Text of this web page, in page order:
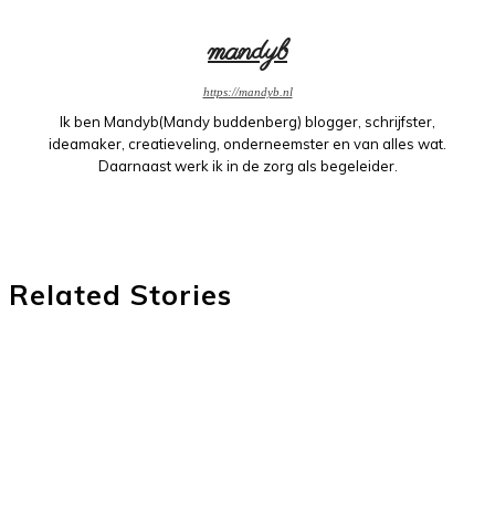
mandyb
https://mandyb.nl
Ik ben Mandyb(Mandy buddenberg) blogger, schrijfster,
ideamaker, creatieveling, onderneemster en van alles wat.
Daarnaast werk ik in de zorg als begeleider.
Related Stories